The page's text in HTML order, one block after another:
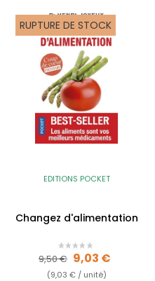
RUPTURE DE STOCK
EDITIONS POCKET
Changez d'alimentation
Prix de base
9,50 € Prix
9,03 €
(9,03 € / unité)